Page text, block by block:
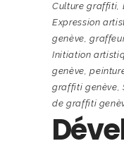
Culture graffiti,
Expression
genève,
Initiation
genève,
graffiti genève,
de graffiti